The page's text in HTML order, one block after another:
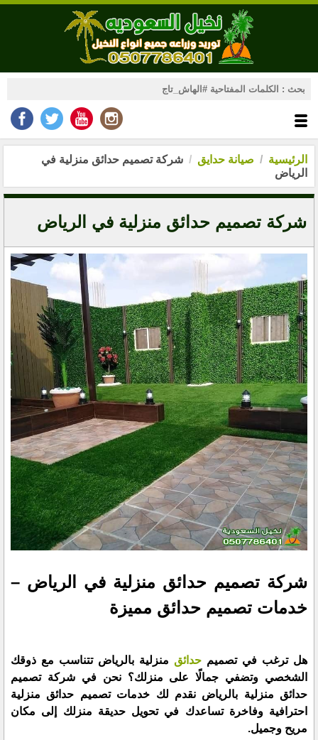
الرئيسية صيانة حدايق
شركة تصميم حدائق منزلية في
الرياض
شركة تصميم حدائق منزلية في الرياض
شركة تصميم حدائق منزلية في الرياض –
خدمات تصميم حدائق مميزة
هل ترغب في تصميم حدائق منزلية بالرياض تتناسب مع ذوقك
الشخصي وتضفي جمالًا على منزلك؟ نحن في شركة تصميم
حدائق منزلية بالرياض نقدم لك خدمات تصميم حدائق منزلية
احترافية وفاخرة تساعدك في تحويل حديقة منزلك إلى مكان
مريح وجميل.